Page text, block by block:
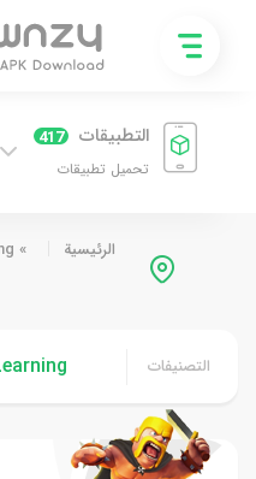
التطبيقات 417
تحميل تطبيقات
الرئيسية »
التصنيفات